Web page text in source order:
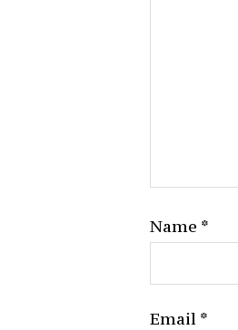
Name *
Email *